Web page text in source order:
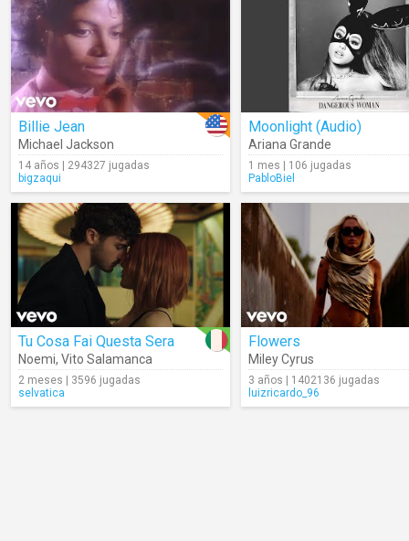
Billie Jean
Michael Jackson
14 años | 294327 jugadas
bigzaqui
Moonlight (Audio)
Ariana Grande
1 mes | 106 jugadas
PabloBiel
Tu Cosa Fai Questa Sera
Noemi, Vito Salamanca
2 meses | 3596 jugadas
selvatica
Flowers
Miley Cyrus
3 años | 1402136 jugadas
luizricardo_96